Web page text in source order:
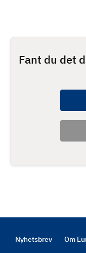
Fant du det
Footer
Nyhetsbrev Om